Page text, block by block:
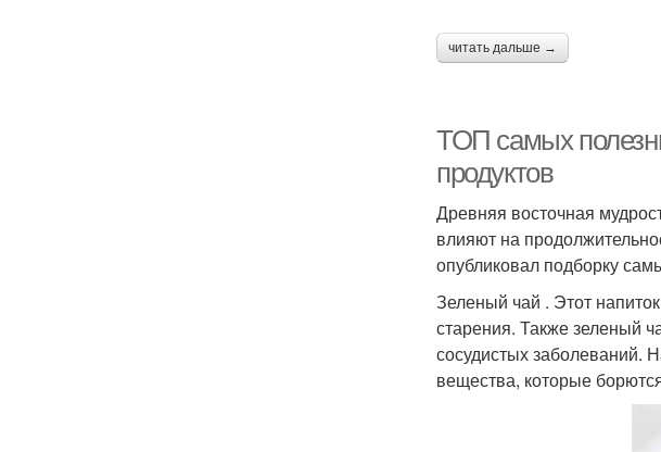
читать дальше →
ТОП самых
продуктов
Древняя восточная
влияют на
опубликовал подборку
Зеленый чай . Этот
старения. Также зеленый
сосудистых заболеваний.
вещества, которые